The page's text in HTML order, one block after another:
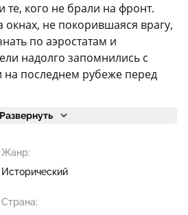
те, кого не брали на фронт.
окнах, не покорившаяся врагу,
по аэростатам и
надолго запомнились с
на последнем рубеже перед
Развернуть
Жанр:
Исторический
Страна: